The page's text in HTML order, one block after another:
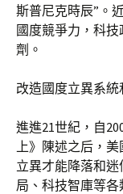
斯普尼克時辰”。
國度競爭力，科
劑。
改造國度立異系
進進21世紀，自
上》陳述之后，
立異才能降落和
局、科技智庫等